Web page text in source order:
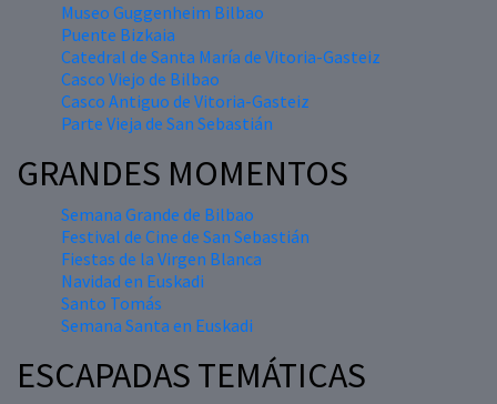
Museo Guggenheim Bilbao
Puente Bizkaia
Catedral de Santa María de Vitoria-Gasteiz
Casco Viejo de Bilbao
Casco Antiguo de Vitoria-Gasteiz
Parte Vieja de San Sebastián
GRANDES MOMENTOS
Semana Grande de Bilbao
Festival de Cine de San Sebastián
Fiestas de la Virgen Blanca
Navidad en Euskadi
Santo Tomás
Semana Santa en Euskadi
ESCAPADAS TEMÁTICAS